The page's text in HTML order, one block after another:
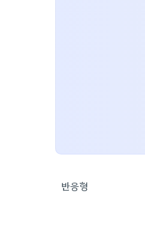
반응형